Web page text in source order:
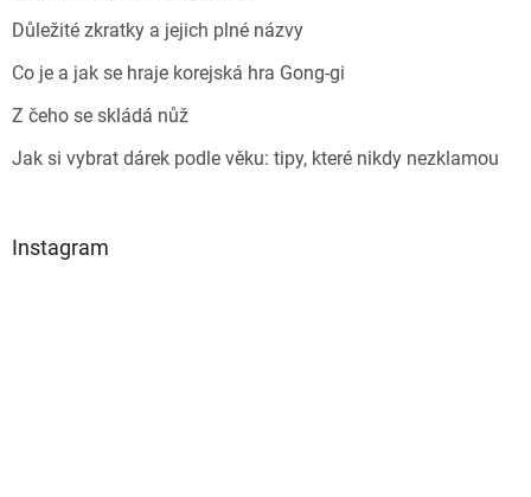
Důležité zkratky a jejich plné názvy
Co je a jak se hraje korejská hra Gong-gi
Z čeho se skládá nůž
Jak si vybrat dárek podle věku: tipy, které nikdy nezklamou
Instagram